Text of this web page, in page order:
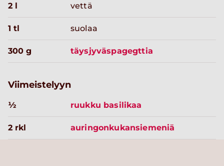
2 l vettä
1 tl suolaa
300 g täysjyväspagegttia
Viimeistelyyn
½ ruukku basilikaa
2 rkl auringonkukansiemeniä